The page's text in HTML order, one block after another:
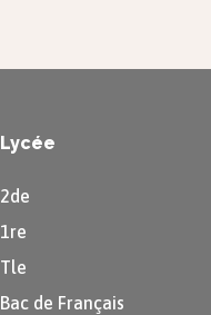
Lycée
2de
1re
Tle
Bac de Français